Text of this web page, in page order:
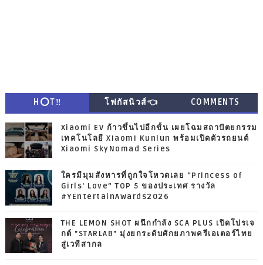
H⭕T‼ โฟกัสนิวส์👈 COMMENTS
Xiaomi EV ก้าวขึ้นไปอีกขั้น เผยโฉมสถาปัตยกรรม
เทคโนโลยี Xiaomi Kunlun พร้อมเปิดตัวรถยนต์
Xiaomi SkyNomad Series
ใครมีมุมสังหารที่ถูกใจโหวตเลย “Princess of
Girls' Love” TOP 5 ของประเทศ รางวัล
#YEntertainAwards2026
THE LEMON SHOT ผนึกกำลัง SCA PLUS เปิดโปรเจ
กต์ "STARLAB" มุ่งยกระดับศักยภาพครีเอเตอร์ไทย
สู่เวทีสากล